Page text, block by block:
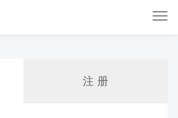
注 册